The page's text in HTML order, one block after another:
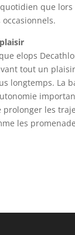
que lors
elops
tout un
longtemps. La
prolonger les
les